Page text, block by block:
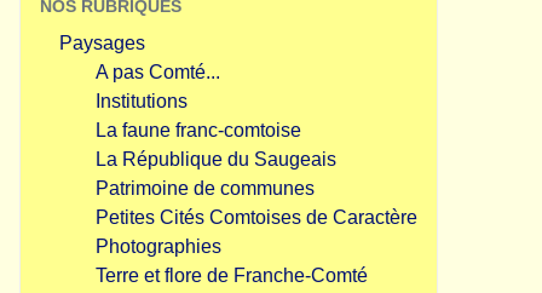
NOS RUBRIQUES
Paysages
A pas Comté...
Institutions
La faune franc-comtoise
La République du Saugeais
Patrimoine de communes
Petites Cités Comtoises de Caractère
Photographies
Terre et flore de Franche-Comté